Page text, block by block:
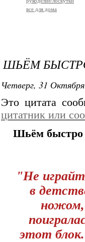
все для дома
ШЬЁМ
Четверг, 31
Это цитата
цитатник или
Шьём быстро
"Не
в
ножом,
этот